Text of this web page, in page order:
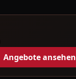
Angebote ansehen